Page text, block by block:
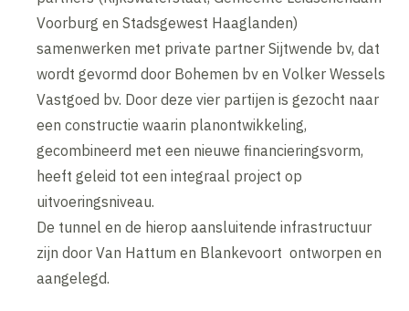
Voorburg en Stadsgewest Haaglanden)
samenwerken met private partner Sijtwende bv, dat
wordt gevormd door Bohemen bv en Volker Wessels
Vastgoed bv. Door deze vier partijen is gezocht naar
een constructie waarin planontwikkeling,
gecombineerd met een nieuwe financieringsvorm,
heeft geleid tot een integraal project op
uitvoeringsniveau.
De tunnel en de hierop aansluitende infrastructuur
zijn door Van Hattum en Blankevoort ontworpen en
aangelegd.